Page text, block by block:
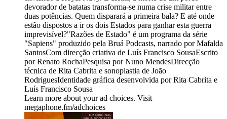
devorador de batatas transforma-se numa crise militar entre
duas potências. Quem disparará a primeira bala? E até onde
estão dispostos a ir os dois Estados para ganhar esta guerra
imprevisível?"Razões de Estado" é um programa da série
"Sapiens" produzido pela Bruá Podcasts, narrado por Mafalda
SantosCom direcção criativa de Luís Francisco SousaEscrito
por Renato RochaPesquisa por Nuno MendesDirecção
técnica de Rita Cabrita e sonoplastia de João
RodriguesIdentidade gráfica desenvolvida por Rita Cabrita e
Luís Francisco Sousa
Learn more about your ad choices. Visit
megaphone.fm/adchoices